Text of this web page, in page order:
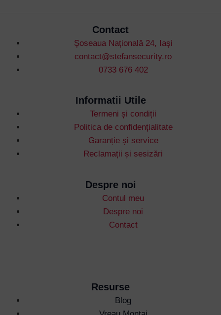
Contact
Șoseaua Națională 24, Iași
contact@stefansecurity.ro
0733 676 402
Informatii Utile
Termeni și condiții
Politica de confidențialitate
Garanție și service
Reclamații și sesizări
Despre noi
Contul meu
Despre noi
Contact
Resurse
Blog
Username or Email Address
Password
Remember Me
Lost your password?